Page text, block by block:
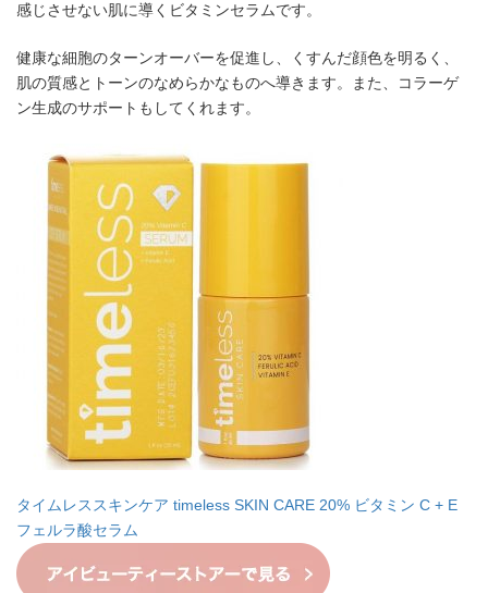
感じさせない肌に導くビタミンセラムです。
健康な細胞のターンオーバーを促進し、くすんだ顔色を明るく、
肌の質感とトーンのなめらかなものへ導きます。また、コラーゲ
ン生成のサポートもしてくれます。
タイムレススキンケア timeless SKIN CARE 20% ビタミン C + E
フェルラ酸セラム